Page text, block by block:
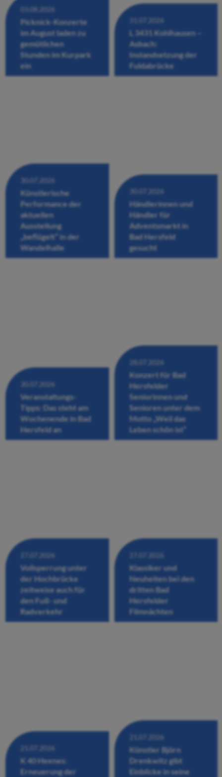
03.08.2026
Picknick-Konzerte
im August laden zu
gemütlichen
Stunden im Kurpark
ein
31.07.2026
L 3431 Kohlhausen –
Asbach:
Instandsetzung der
Fuldabrücke
30.07.2026
Künstlerische
Performance der
aktuellen
Ausstellung
„beflügelt“ in der
Wandelhalle
30.07.2026
Händlerinnen und
Händler für
Adventsmarkt in
Bad Hersfeld
gesucht
30.07.2026
Veranstaltungs-
Tipps: Das steht am
Wochenende in Bad
Hersfeld an
28.07.2026
Konzert für Bad
Hersfelder
Seniorinnen und
Senioren unter dem
Motto „Weil das
Leben schön ist“
27.07.2026
Vollsperrung unter
der Hochbrücke
zeitweise auch für
den Fuß- und
Radverkehr
27.07.2026
Klassiker und
Neuheiten bei den
dritten Bad
Hersfelder
Filmnächten
21.07.2026
K 40 Heenes:
Erneuerung der
21.07.2026
Künstler Björn
Drenkwitz gibt
Einblicke in seine